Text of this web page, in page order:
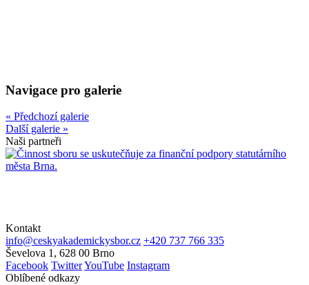
Navigace pro galerie
« Předchozí galerie
Další galerie »
Naši partneři
Kontakt
info@ceskyakademickysbor.cz +420 737 766 335
Ševelova 1, 628 00 Brno
Facebook TwitterYouTube Instagram
Oblíbené odkazy